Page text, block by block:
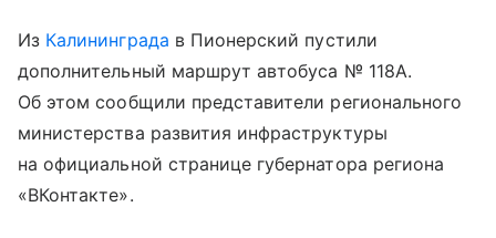
Из Калининграда в Пионерский пустили
дополнительный маршрут автобуса № 118А.
Об этом сообщили представители регионального
министерства развития инфраструктуры
на официальной странице губернатора региона
«ВКонтакте».